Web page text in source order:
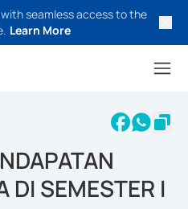
seamless access to the
Learn More
SEMESTER I